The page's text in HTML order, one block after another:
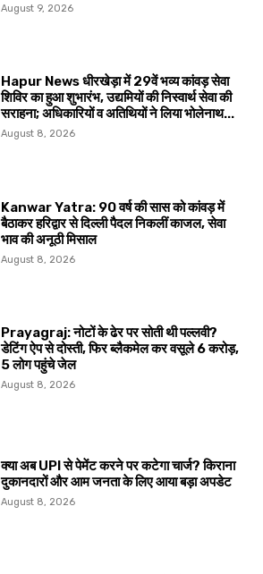
August 9, 2026
Hapur News धीरखेड़ा में 29वें भव्य कांवड़ सेवा
शिविर का हुआ शुभारंभ, उद्यमियों की निस्वार्थ सेवा की
सराहना; अधिकारियों व अतिथियों ने लिया भोलेनाथ...
August 8, 2026
Kanwar Yatra: 90 वर्ष की सास को कांवड़ में
बैठाकर हरिद्वार से दिल्ली पैदल निकलीं काजल, सेवा
भाव की अनूठी मिसाल
August 8, 2026
Prayagraj: नोटों के ढेर पर सोती थी पल्लवी?
डेटिंग ऐप से दोस्ती, फिर ब्लैकमेल कर वसूले ₹6 करोड़,
5 लोग पहुंचे जेल
August 8, 2026
क्या अब UPI से पेमेंट करने पर कटेगा चार्ज? किराना
दुकानदारों और आम जनता के लिए आया बड़ा अपडेट
August 8, 2026